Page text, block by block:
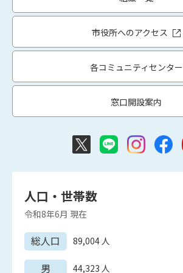
市役所へのアクセス
各コミュニティセンター
窓口開設案内
人口・世帯数
令和8年6月 現在
総人口 89,004人
男 44,323 人